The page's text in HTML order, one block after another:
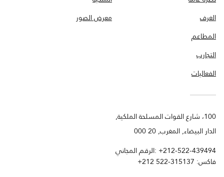
الغرف
المطاعم
التجارب
الفعاليات
معرض الصور
100، شارع القوات المسلحة الملكية,
الدار البيضاء, المغرب, 20 000
الرقم المجاني: +212-522-439494
فاكس: +212 522-315137